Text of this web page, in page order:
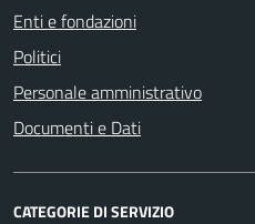
Enti e fondazioni
Politici
Personale amministrativo
Documenti e Dati
CATEGORIE DI SERVIZIO